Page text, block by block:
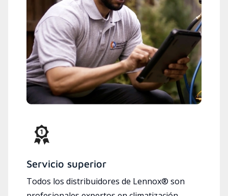
Servicio superior
Todos los distribuidores de Lennox® son